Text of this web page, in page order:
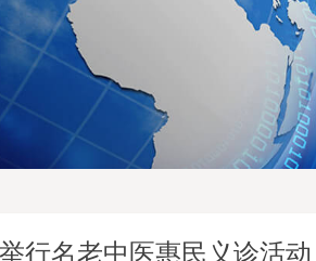
行名老中医惠民义诊活动